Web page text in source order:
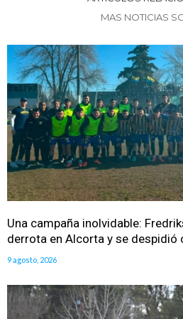
MAS NOTICIAS
Una campaña inolvidable:
derrota en Alcorta y se despidió
9 agosto, 2026